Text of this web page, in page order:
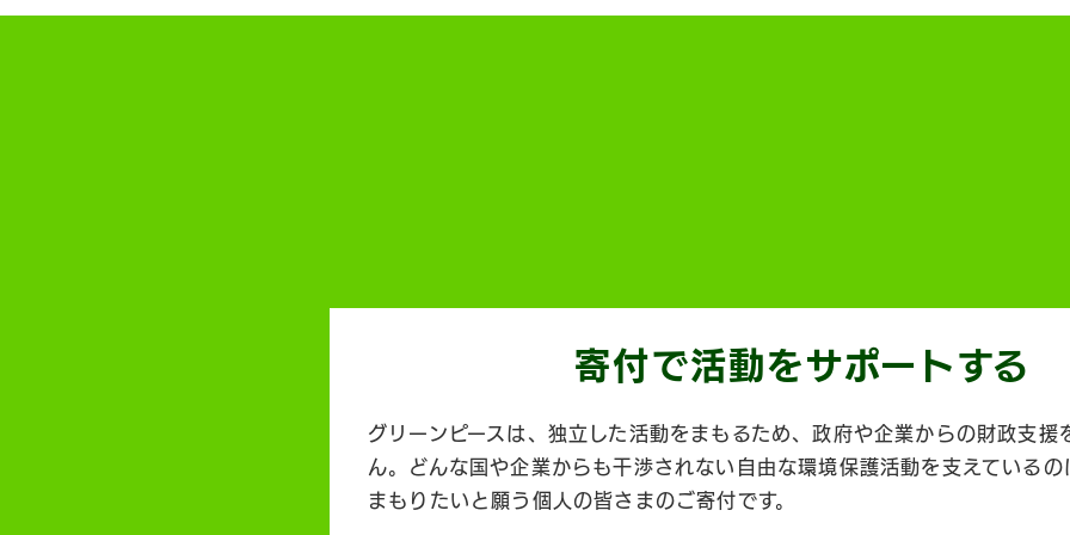
寄付で活動をサポートする
グリーンピースは、独立した活動をまもるため、政府や企業からの財政支援
ん。どんな国や企業からも干渉されない自由な環境保護活動を支えている
まもりたいと願う個人の皆さまのご寄付です。